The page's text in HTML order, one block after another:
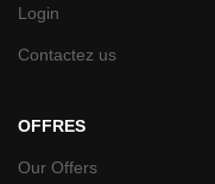
Login
Contactez us
OFFRES
Our Offers